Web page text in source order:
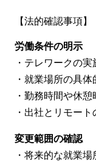
【法的確認事項】
労働条件の明示
・テレワークの実
・就業場所の具体
・勤務時間や休
・出社とリモート
変更範囲の確認
・将来的な就業